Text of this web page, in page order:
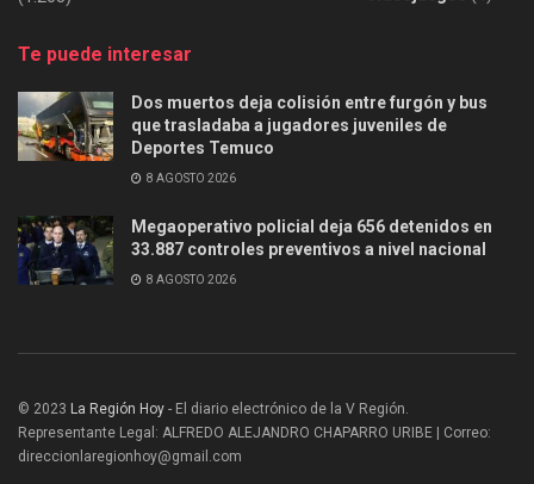
Te puede interesar
Dos muertos deja colisión entre furgón y bus
que trasladaba a jugadores juveniles de
Deportes Temuco
8 AGOSTO 2026
Megaoperativo policial deja 656 detenidos en
33.887 controles preventivos a nivel nacional
8 AGOSTO 2026
© 2023 La Región Hoy - El diario electrónico de la V Región.
Representante Legal: ALFREDO ALEJANDRO CHAPARRO URIBE | Correo:
direccionlaregionhoy@gmail.com